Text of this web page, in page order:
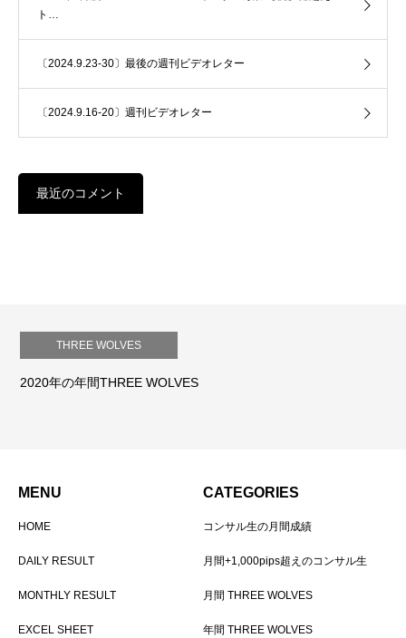
ト…
〔2024.9.23-30〕最後の週刊ビデオレター
〔2024.9.16-20〕週刊ビデオレター
最近のコメント
THREE WOLVES
2020年の年間THREE WOLVES
MENU
HOME
DAILY RESULT
MONTHLY RESULT
EXCEL SHEET
CATEGORIES
コンサル生の月間成績
月間+1,000pips超えのコンサル生
月間 THREE WOLVES
年間 THREE WOLVES